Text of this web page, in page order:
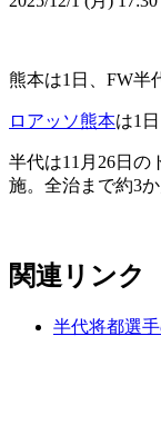
熊本は1日、FW半
ロアッソ熊本は1
半代は11月26日の
施。全治まで約3
関連リンク
半代将都選